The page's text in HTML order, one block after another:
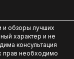
и обзоры лучших
характер и не
консультация
прав необходимо